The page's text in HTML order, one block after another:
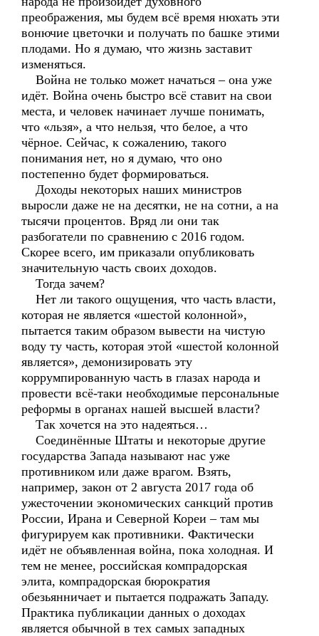
преображения, мы будем всё время нюхать эти
вонючие цветочки и получать по башке этими
плодами. Но я думаю, что жизнь заставит
изменяться.
Война не только может начаться – она уже
идёт. Война очень быстро всё ставит на свои
места, и человек начинает лучше понимать,
что «льзя», а что нельзя, что белое, а что
чёрное. Сейчас, к сожалению, такого
понимания нет, но я думаю, что оно
постепенно будет формироваться.
Доходы некоторых наших министров
выросли даже не на десятки, не на сотни, а на
тысячи процентов. Вряд ли они так
разбогатели по сравнению с 2016 годом.
Скорее всего, им приказали опубликовать
значительную часть своих доходов.
Тогда зачем?
Нет ли такого ощущения, что часть власти,
которая не является «шестой колонной»,
пытается таким образом вывести на чистую
воду ту часть, которая этой «шестой колонной
является», демонизировать эту
коррумпированную часть в глазах народа и
провести всё-таки необходимые персональные
реформы в органах нашей высшей власти?
Так хочется на это надеяться…
Соединённые Штаты и некоторые другие
государства Запада называют нас уже
противником или даже врагом. Взять,
например, закон от 2 августа 2017 года об
ужесточении экономических санкций против
России, Ирана и Северной Кореи – там мы
фигурируем как противники. Фактически
идёт не объявленная война, пока холодная. И
тем не менее, российская компрадорская
элита, компрадорская бюрократия
обезьянничает и пытается подражать Западу.
Практика публикации данных о доходах
является обычной в тех самых западных